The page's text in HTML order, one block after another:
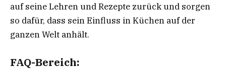
auf seine Lehren und Rezepte zurück und sorgen
so dafür, dass sein Einfluss in Küchen auf der
ganzen Welt anhält.
FAQ-Bereich: